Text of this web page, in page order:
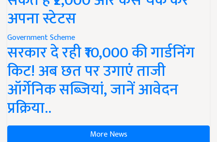
अपना स्टेटस
Government Scheme
सरकार दे रही ₹10,000 की गार्डनिंग
किट! अब छत पर उगाएं ताजी
ऑर्गेनिक सब्जियां, जानें आवेदन
प्रक्रिया..
More News